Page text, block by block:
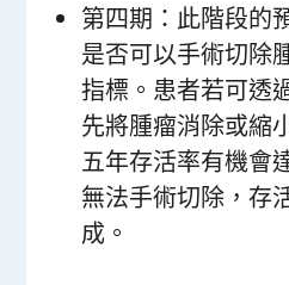
第四期：此階段的
是否可以手術切除
指標。患者若可透
先將腫瘤消除或縮
五年存活率有機會
無法手術切除，存
成。